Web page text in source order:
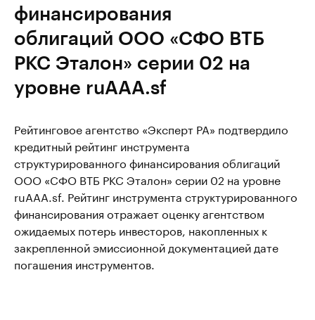
финансирования
облигаций ООО «СФО ВТБ
РКС Эталон» серии 02 на
уровне ruAAA.sf
Рейтинговое агентство «Эксперт РА» подтвердило
кредитный рейтинг инструмента
структурированного финансирования облигаций
ООО «СФО ВТБ РКС Эталон» серии 02 на уровне
ruAAA.sf. Рейтинг инструмента структурированного
финансирования отражает оценку агентством
ожидаемых потерь инвесторов, накопленных к
закрепленной эмиссионной документацией дате
погашения инструментов.